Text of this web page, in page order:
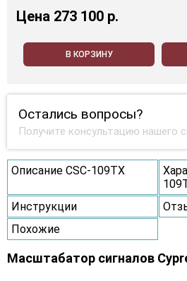
Цена 273 100 p.
В КОРЗИНУ
Остались вопросы?
Получите консультацию нашего
Описание CSC-109TX
Инструкции
Похожие
Масштабатор сигналов